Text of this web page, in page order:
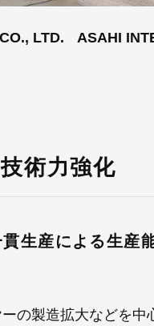
LTD. ASAHI
術力強化
生産による生産
の製造拡大などを中